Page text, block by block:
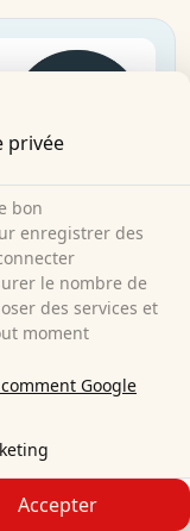
imperméables
privée
bon
enregistrer des
le nombre de
des services et
moment
Google
Accepter